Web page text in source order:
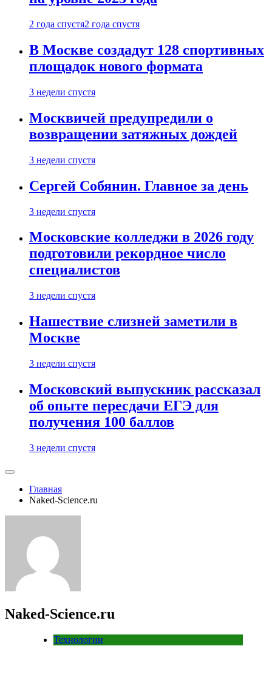
2 года спустя2 года спустя
В Москве создадут 128 спортивных
площадок нового формата
3 недели спустя
Москвичей предупредили о
возвращении затяжных дождей
3 недели спустя
Сергей Собянин. Главное за день
3 недели спустя
Московские колледжи в 2026 году
подготовили рекордное число
специалистов
3 недели спустя
Нашествие слизней заметили в
Москве
3 недели спустя
Московский выпускник рассказал
об опыте пересдачи ЕГЭ для
получения 100 баллов
3 недели спустя
Главная
Naked-Science.ru
Naked-Science.ru
Технологии